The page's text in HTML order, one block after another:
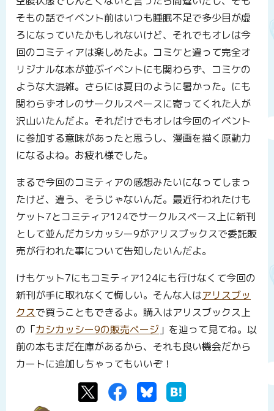
そもの話でイベント前はいつも睡眠不足で多少目が虚
ろになっていたかもしれないけど、それでもオレは今
回のコミティアは楽しめたよ。コミケと違って完全オ
リジナルな本が並ぶイベントにも関わらず、コミケの
ような大混雑。さらには夏日のように暑かった。にも
関わらずオレのサークルスペースに寄ってくれた人が
沢山いたんだよ。それだけでもオレは今回のイベント
に参加する意味があったと思うし、漫画を描く原動力
になるよね。お疲れ様でした。
まるで今回のコミティアの感想みたいになってしまっ
たけど、違う、そうじゃないんだ。最近行われたけも
ケット7とコミティア124でサークルスペース上に新刊
として並んだカシカッシー9がアリスブックスで委託販
売が行われた事について告知したいんだよ。
けもケット7にもコミティア124にも行けなくて今回の
新刊が手に取れなくて悔しい。そんな人はアリスブッ
クスで買うこともできるよ。購入はアリスブックス上
の「カシカッシー9の販売ページ 」を辿って見てね。以
前の本もまだ在庫があるから、それも良い機会だから
カートに追加しちゃってもいいぞ！
TwitterFacebookBluesky